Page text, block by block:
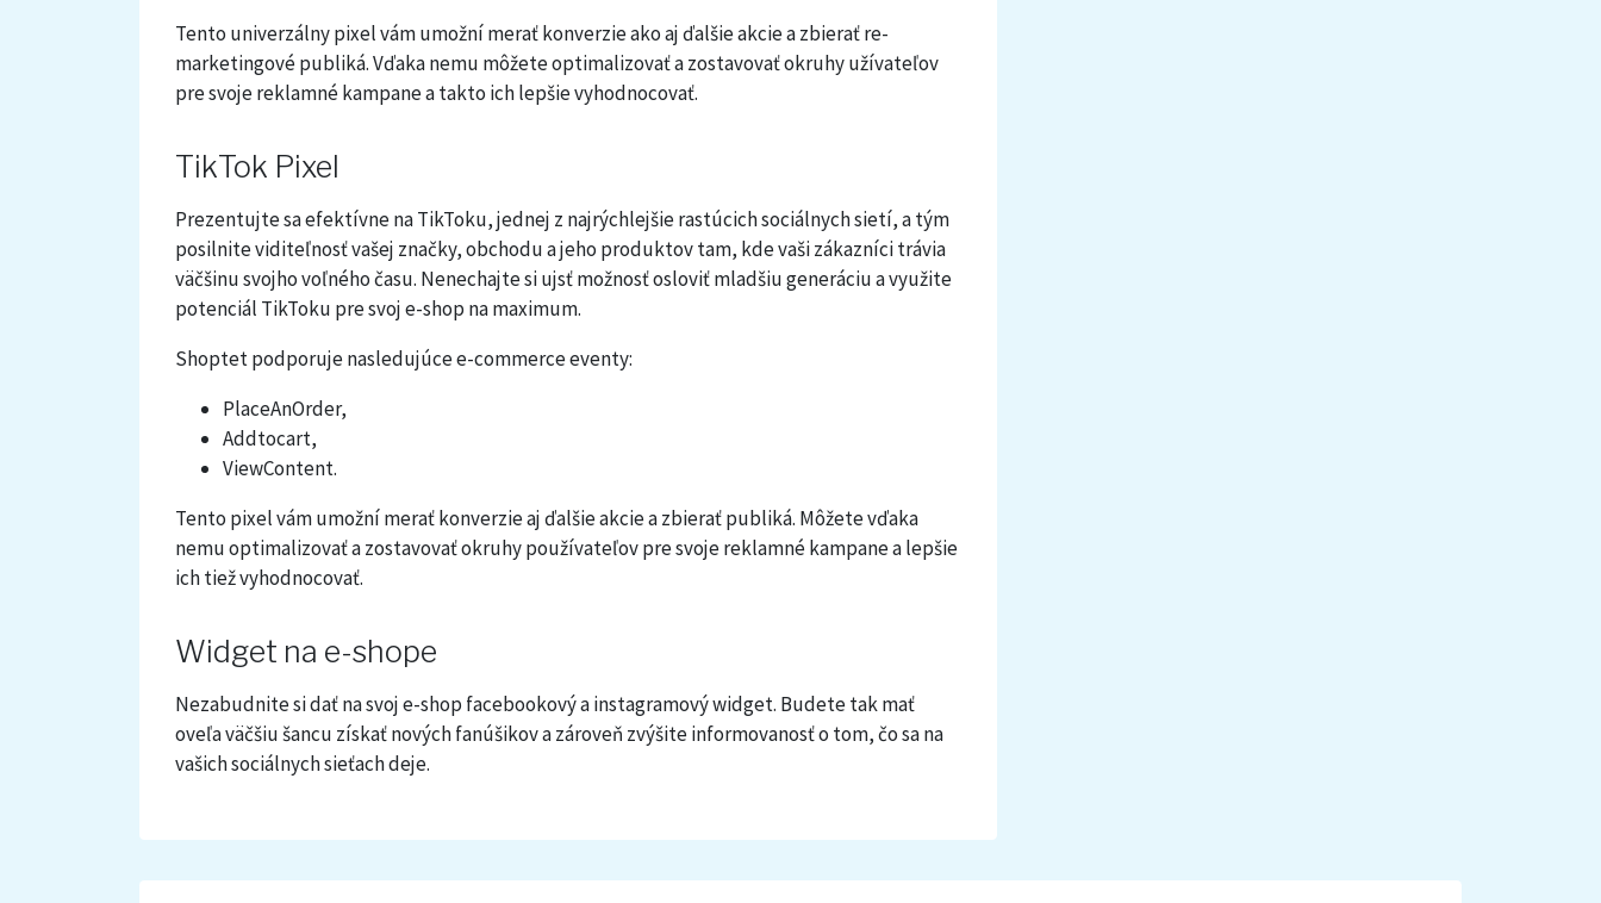
Tento univerzálny pixel vám umožní merať konverzie ako aj ďalšie akcie a zbierať re-
marketingové publiká. Vďaka nemu môžete optimalizovať a zostavovať okruhy užívateľov
pre svoje reklamné kampane a takto ich lepšie vyhodnocovať.
TikTok Pixel
Prezentujte sa efektívne na TikToku, jednej z najrýchlejšie rastúcich sociálnych sietí, a tým
posilnite viditeľnosť vašej značky, obchodu a jeho produktov tam, kde vaši zákazníci trávia
väčšinu svojho voľného času. Nenechajte si ujsť možnosť osloviť mladšiu generáciu a využite
potenciál TikToku pre svoj e-shop na maximum.
Shoptet podporuje nasledujúce e-commerce eventy:
PlaceAnOrder,
Addtocart,
ViewContent.
Tento pixel vám umožní merať konverzie aj ďalšie akcie a zbierať publiká. Môžete vďaka
nemu optimalizovať a zostavovať okruhy používateľov pre svoje reklamné kampane a lepšie
ich tiež vyhodnocovať.
Widget na e-shope
Nezabudnite si dať na svoj e-shop facebookový a instagramový widget. Budete tak mať
oveľa väčšiu šancu získať nových fanúšikov a zároveň zvýšite informovanosť o tom, čo sa na
vašich sociálnych sieťach deje.